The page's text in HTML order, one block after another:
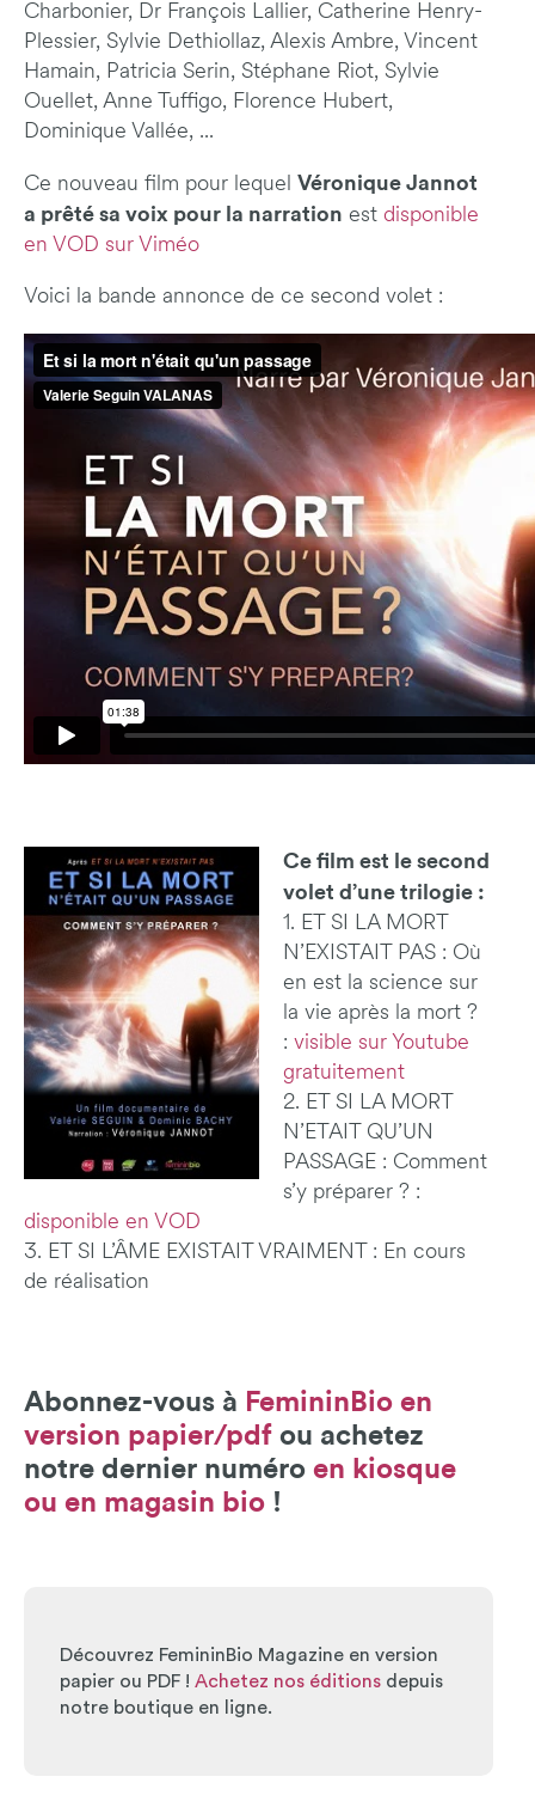
Charbonier, Dr François Lallier, Catherine Henry-
Plessier, Sylvie Dethiollaz, Alexis Ambre, Vincent
Hamain, Patricia Serin, Stéphane Riot, Sylvie
Ouellet, Anne Tuffigo, Florence Hubert,
Dominique Vallée, ...
Ce nouveau film pour lequel Véronique Jannot
a prêté sa voix pour la narration est disponible
en VOD sur Viméo
Voici la bande annonce de ce second volet :
Ce film est le second
volet d’une trilogie :
1. ET SI LA MORT
N’EXISTAIT PAS : Où
en est la science sur
la vie après la mort ?
: visible sur Youtube
gratuitement
2. ET SI LA MORT
N’ETAIT QU’UN
PASSAGE : Comment
s’y préparer ? :
disponible en VOD
3. ET SI L’ÂME EXISTAIT VRAIMENT : En cours
de réalisation
Abonnez-vous à FemininBio en
version papier/pdf ou achetez
notre dernier numéro en kiosque
ou en magasin bio !
Découvrez FemininBio Magazine en version
papier ou PDF ! Achetez nos éditions depuis
notre boutique en ligne.